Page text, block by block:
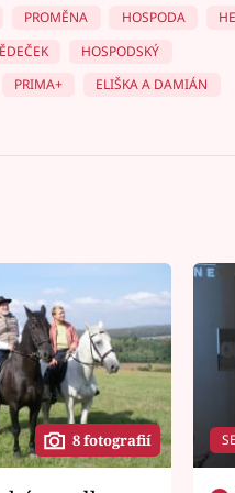
PROMĚNA HOSPODA
HOSPODSKÝ
PRIMA+ ELIŠKA A DAMIÁN
8 fotografií